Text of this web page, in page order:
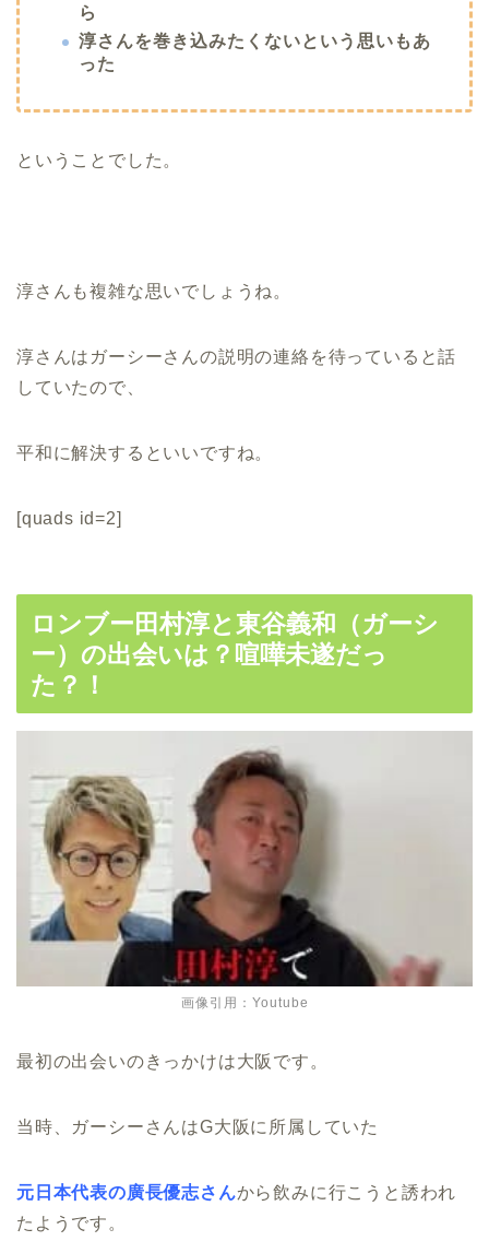
ら
淳さんを巻き込みたくないという思いもあ
った
ということでした。
淳さんも複雑な思いでしょうね。
淳さんはガーシーさんの説明の連絡を待っていると話
していたので、
平和に解決するといいですね。
[quads id=2]
ロンブー田村淳と東谷義和（ガーシ
ー）の出会いは？喧嘩未遂だっ
た？！
画像引用：Youtube
最初の出会いのきっかけは大阪です。
当時、ガーシーさんはG大阪に所属していた
元日本代表の廣長優志さんから飲みに行こうと誘われ
たようです。